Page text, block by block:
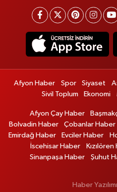
Afyon Haber Spor Siyaset
Sivil Toplum
Ekonomi
Afyon Çay Haber
Bolvadin Haber
Çobanlar Haber
Emirdağ Haber
Evciler Haber
İscehisar Haber
Sinanpaşa Haber
Şuhut
Haber